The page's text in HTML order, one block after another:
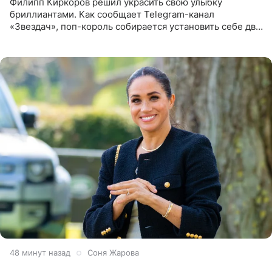
бриллиантами. Как сообщает Telegram-канал
«Звездач», поп-король собирается установить себе два
48 минут назад Соня Жарова